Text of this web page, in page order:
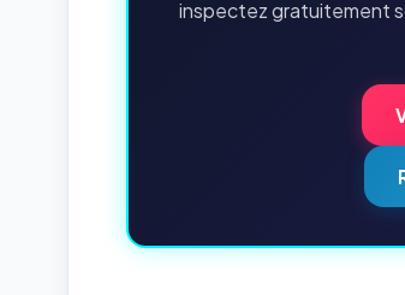
inspectez gratuitement